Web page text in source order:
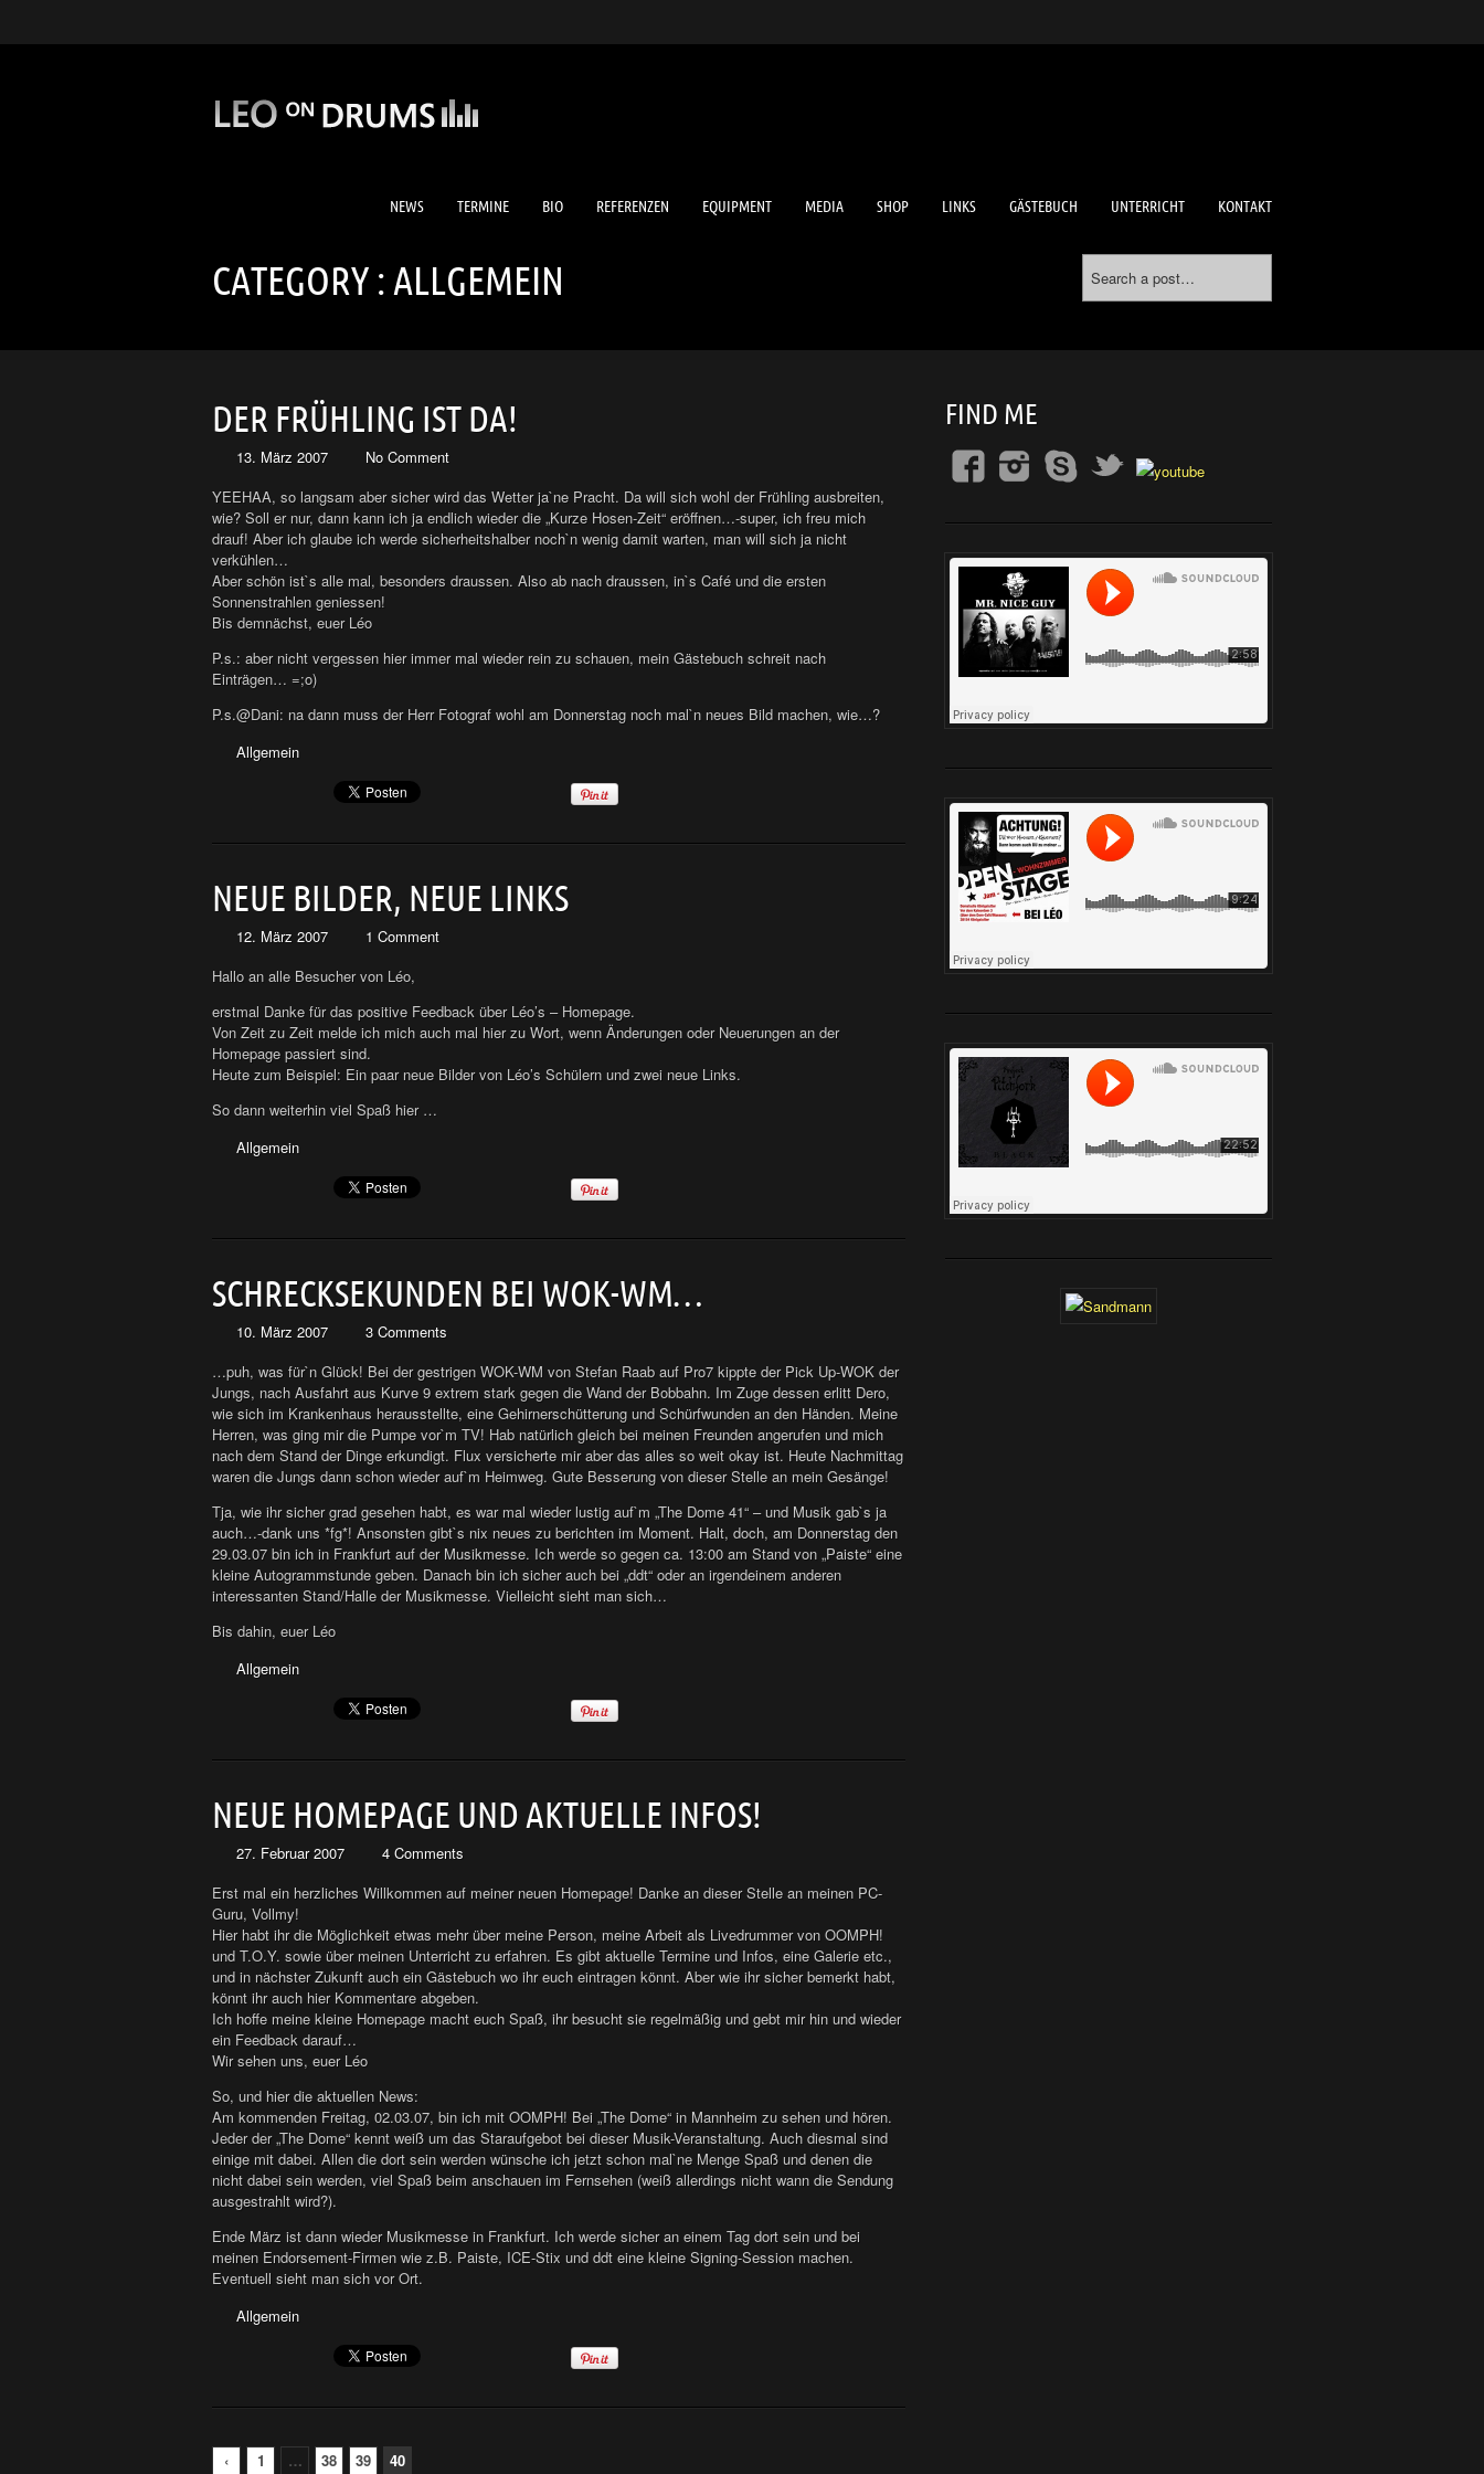
NEWS TERMINE BIO REFERENZEN EQUIPMENT MEDIA SHOP LINKS GÄSTEBUCH UNTERRICHT KONTAKT
CATEGORY : ALLGEMEIN
DER FRÜHLING IST DA!
13. März 2007
No Comment
YEEHAA, so langsam aber sicher wird das Wetter ja`ne Pracht. Da will sich wohl der Frühling ausbreiten,
wie? Soll er nur, dann kann ich ja endlich wieder die „Kurze Hosen-Zeit“ eröffnen…-super, ich freu mich
drauf! Aber ich glaube ich werde sicherheitshalber noch`n wenig damit warten, man will sich ja nicht
verkühlen…
Aber schön ist`s alle mal, besonders draussen. Also ab nach draussen, in`s Café und die ersten
Sonnenstrahlen geniessen!
Bis demnächst, euer Léo
P.s.: aber nicht vergessen hier immer mal wieder rein zu schauen, mein Gästebuch schreit nach
Einträgen… =;o)
P.s.@Dani: na dann muss der Herr Fotograf wohl am Donnerstag noch mal`n neues Bild machen, wie…?
Allgemein
NEUE BILDER, NEUE LINKS
12. März 2007
1 Comment
Hallo an alle Besucher von Léo,
erstmal Danke für das positive Feedback über Léo’s – Homepage.
Von Zeit zu Zeit melde ich mich auch mal hier zu Wort, wenn Änderungen oder Neuerungen an der
Homepage passiert sind.
Heute zum Beispiel: Ein paar neue Bilder von Léo’s Schülern und zwei neue Links.
So dann weiterhin viel Spaß hier …
Allgemein
SCHRECKSEKUNDEN BEI WOK-WM…
10. März 2007
3 Comments
…puh, was für`n Glück! Bei der gestrigen WOK-WM von Stefan Raab auf Pro7 kippte der Pick Up-WOK der
Jungs, nach Ausfahrt aus Kurve 9 extrem stark gegen die Wand der Bobbahn. Im Zuge dessen erlitt Dero,
wie sich im Krankenhaus herausstellte, eine Gehirnerschütterung und Schürfwunden an den Händen. Meine
Herren, was ging mir die Pumpe vor`m TV! Hab natürlich gleich bei meinen Freunden angerufen und mich
nach dem Stand der Dinge erkundigt. Flux versicherte mir aber das alles so weit okay ist. Heute Nachmittag
waren die Jungs dann schon wieder auf`m Heimweg. Gute Besserung von dieser Stelle an mein Gesänge!
Tja, wie ihr sicher grad gesehen habt, es war mal wieder lustig auf`m „The Dome 41“ – und Musik gab`s ja
auch…-dank uns *fg*! Ansonsten gibt`s nix neues zu berichten im Moment. Halt, doch, am Donnerstag den
29.03.07 bin ich in Frankfurt auf der Musikmesse. Ich werde so gegen ca. 13:00 am Stand von „Paiste“ eine
kleine Autogrammstunde geben. Danach bin ich sicher auch bei „ddt“ oder an irgendeinem anderen
interessanten Stand/Halle der Musikmesse. Vielleicht sieht man sich…
Bis dahin, euer Léo
Allgemein
NEUE HOMEPAGE UND AKTUELLE INFOS!
27. Februar 2007
4 Comments
Erst mal ein herzliches Willkommen auf meiner neuen Homepage! Danke an dieser Stelle an meinen PC-
Guru, Vollmy!
Hier habt ihr die Möglichkeit etwas mehr über meine Person, meine Arbeit als Livedrummer von OOMPH!
und T.O.Y. sowie über meinen Unterricht zu erfahren. Es gibt aktuelle Termine und Infos, eine Galerie etc.,
und in nächster Zukunft auch ein Gästebuch wo ihr euch eintragen könnt. Aber wie ihr sicher bemerkt habt,
könnt ihr auch hier Kommentare abgeben.
Ich hoffe meine kleine Homepage macht euch Spaß, ihr besucht sie regelmäßig und gebt mir hin und wieder
ein Feedback darauf…
Wir sehen uns, euer Léo
So, und hier die aktuellen News:
Am kommenden Freitag, 02.03.07, bin ich mit OOMPH! Bei „The Dome“ in Mannheim zu sehen und hören.
Jeder der „The Dome“ kennt weiß um das Staraufgebot bei dieser Musik-Veranstaltung. Auch diesmal sind
einige mit dabei. Allen die dort sein werden wünsche ich jetzt schon mal`ne Menge Spaß und denen die
nicht dabei sein werden, viel Spaß beim anschauen im Fernsehen (weiß allerdings nicht wann die Sendung
ausgestrahlt wird?).
Ende März ist dann wieder Musikmesse in Frankfurt. Ich werde sicher an einem Tag dort sein und bei
meinen Endorsement-Firmen wie z.B. Paiste, ICE-Stix und ddt eine kleine Signing-Session machen.
Eventuell sieht man sich vor Ort.
Allgemein
‹ 1 … 38 39 40
FIND ME